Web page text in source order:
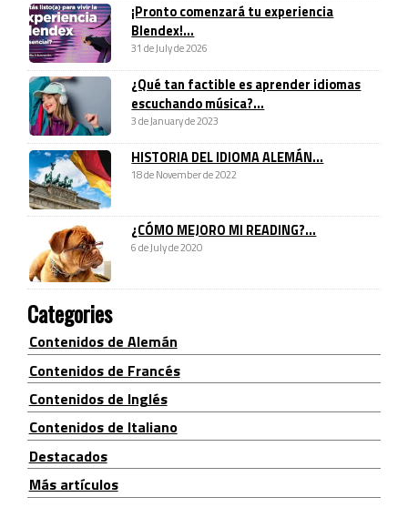
¡Pronto comenzará tu experiencia
Blendex!...
31 de July de 2026
¿Qué tan factible es aprender idiomas
escuchando música?...
3 de January de 2023
HISTORIA DEL IDIOMA ALEMÁN...
18 de November de 2022
¿CÓMO MEJORO MI READING?...
6 de July de 2020
Categories
Contenidos de Alemán
Contenidos de Francés
Contenidos de Inglés
Contenidos de Italiano
Destacados
Más artículos